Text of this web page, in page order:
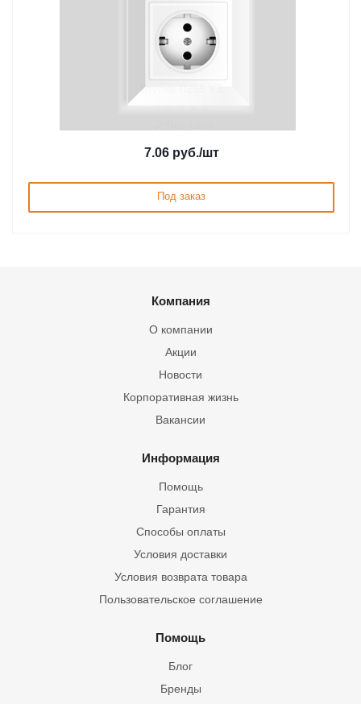
Втулка Л255 УЗ
7.06руб./шт
Под заказ
Компания
О компании
Акции
Новости
Корпоративная жизнь
Вакансии
Информация
Помощь
Гарантия
Способы оплаты
Условия доставки
Условия возврата товара
Пользовательское соглашение
Помощь
Блог
Бренды